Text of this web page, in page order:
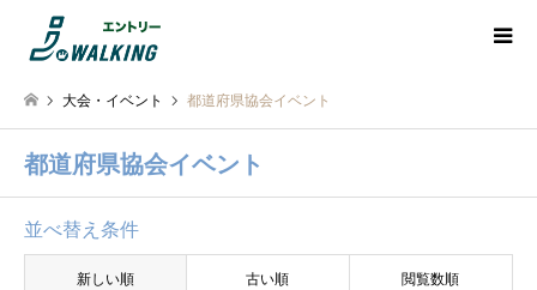
大会・イベント 都道府県協会イベント
都道府県協会イベント
並べ替え条件
新しい順 古い順 閲覧数順